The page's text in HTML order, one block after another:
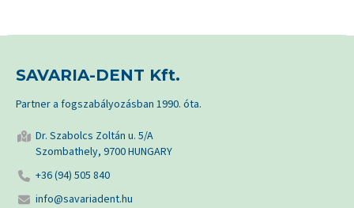
SAVARIA-DENT Kft.
Partner a fogszabályozásban 1990. óta.
Dr. Szabolcs Zoltán u. 5/A
Szombathely, 9700 HUNGARY
+36 (94) 505 840
info@savariadent.hu